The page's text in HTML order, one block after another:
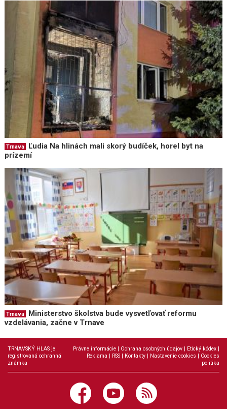
Trnava
Ľudia Na hlinách mali skorý budíček, horel byt na
prízemí
Trnava
Ministerstvo školstva bude vysvetľovať reformu
vzdelávania, začne v Trnave
TRNAVSKÝ HLAS je
registrovaná ochranná
známka
Právne informácie | Ochrana osobných údajov | Etický kódex |
Reklama | RSS | Kontakty | Nastavenie cookies | Cookies
politika